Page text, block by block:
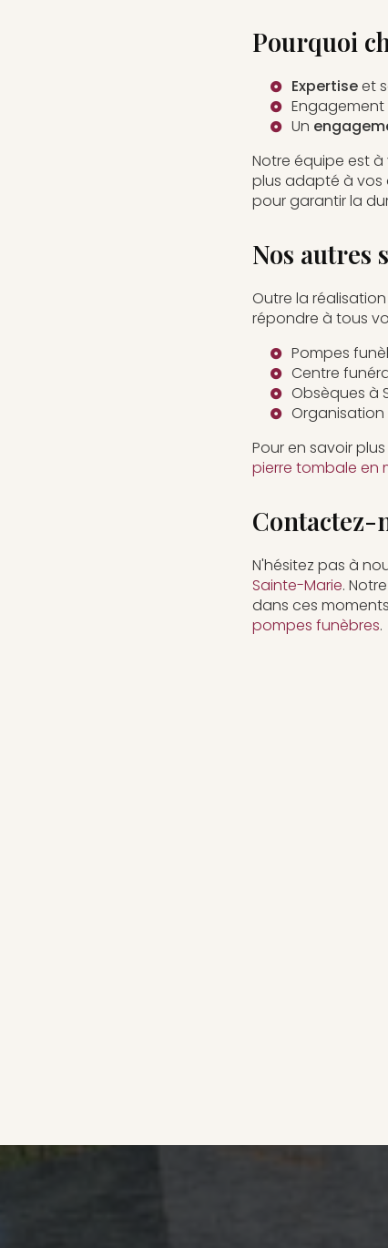
Pourquoi
Expertiseet
Engagement
Un
Notre équipe est
plus adapté à vos
pour garantir la
Nos autres
Outre la
répondre à tous
Pompes
Centre
Obsèques à
Pour en savoir
pierre tombale en
Contactez-
N'hésitez pas à
Sainte-Marie.
dans ces
pompes funèbres.